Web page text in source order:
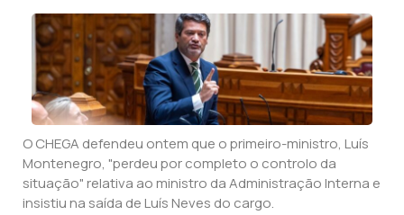
O CHEGA defendeu ontem que o primeiro-ministro, Luís
Montenegro, "perdeu por completo o controlo da
situação" relativa ao ministro da Administração Interna e
insistiu na saída de Luís Neves do cargo.